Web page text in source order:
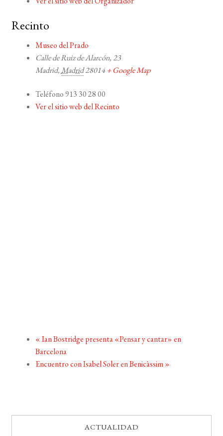
Recinto
Museo del Prado
Calle de Ruiz de Alarcón, 23
Madrid,Madrid28014 + Google Map
Teléfono 913 30 28 00
Ver el sitio web del Recinto
«Ian Bostridge presenta «Pensar y cantar» en
Barcelona
Encuentro con Isabel Soler en Benicàssim»
ACTUALIDAD